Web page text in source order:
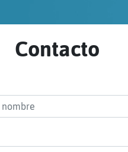
Contacto